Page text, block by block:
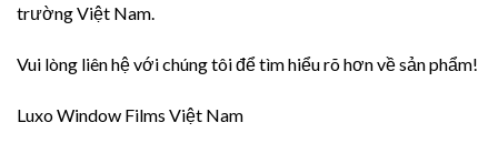
trường Việt Nam.
Vui lòng liên hệ với chúng tôi để tìm hiểu rõ hơn về sản phẩm!
Luxo Window Films Việt Nam